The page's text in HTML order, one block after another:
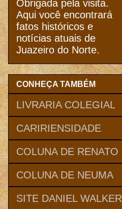
Obrigada pela visita.
Aqui você encontrará
fatos históricos e
notícias atuais de
Juazeiro do Norte.
CONHEÇA TAMBÉM
LIVRARIA COLEGIAL
CARIRIENSIDADE
COLUNA DE RENATO
COLUNA DE NEUMA
SITE DANIEL WALKER